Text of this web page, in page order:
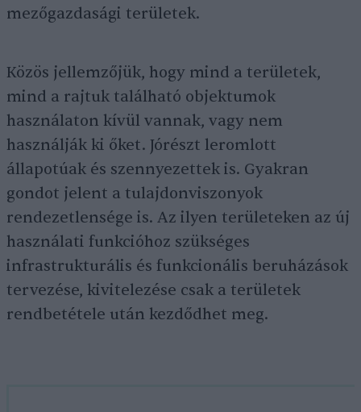
mezőgazdasági területek.
Közös jellemzőjük, hogy mind a területek,
mind a rajtuk található objektumok
használaton kívül vannak, vagy nem
használják ki őket. Jórészt leromlott
állapotúak és szennyezettek is. Gyakran
gondot jelent a tulajdonviszonyok
rendezetlensége is. Az ilyen területeken az új
használati funkcióhoz szükséges
infrastrukturális és funkcionális beruházások
tervezése, kivitelezése csak a területek
rendbetétele után kezdődhet meg.